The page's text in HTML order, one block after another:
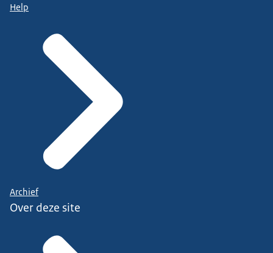
Help
Archief
Over deze site